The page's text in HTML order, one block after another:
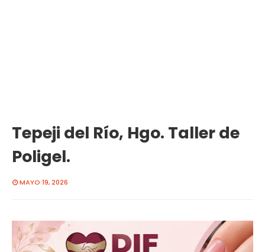
Tepeji del Río, Hgo. Taller de
Poligel.
MAYO 19, 2026